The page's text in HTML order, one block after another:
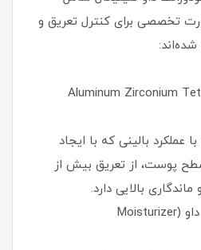
تخصصی برای کنترل تعریق و
Aluminum Zirconium
عملکرد بالینی که با ایجاد
پوست، از تعریق بیش از
بالایی دارد.
¼ کرم مرطوب‌ کننده داو (Moisturizer